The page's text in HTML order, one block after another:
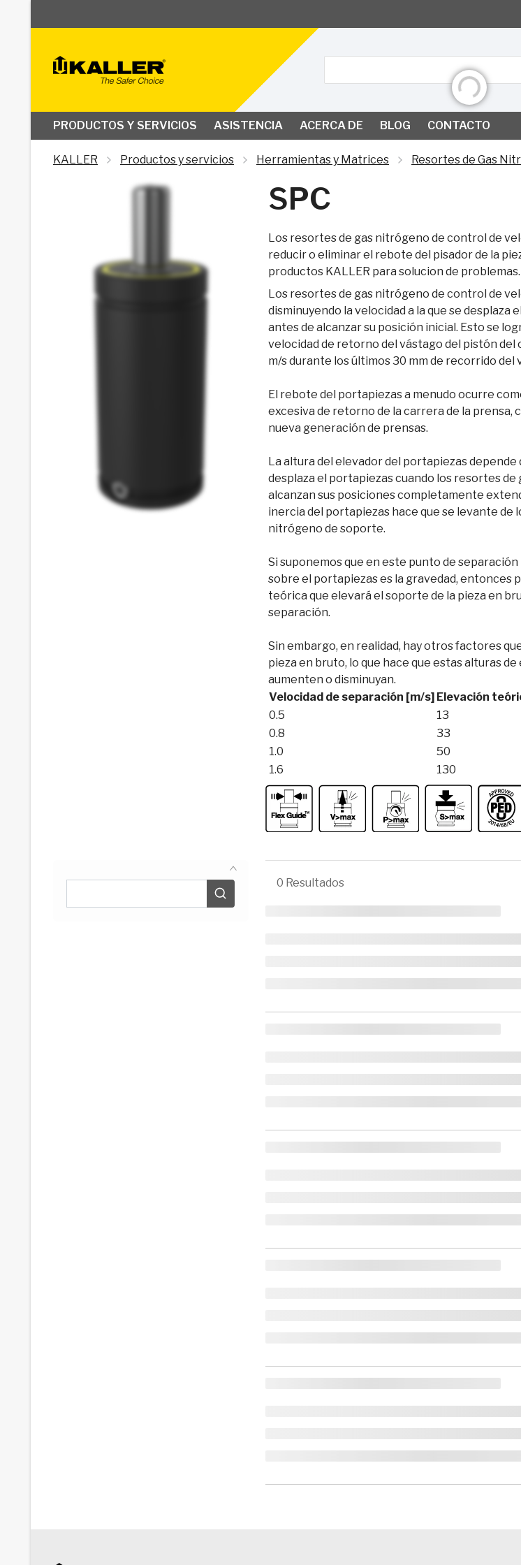
PRODUCTOS Y SERVICIOS ASISTENCIA ACERCA DE BLOG CONTACTO
KALLER Productos y servicios Herramientas y Matrices Resortes de Gas
Iniciando...
SPC
Los resortes de gas nitrógeno de control de
reducir o eliminar el rebote del pisador de la
productos KALLER para solucion de problemas.
Los resortes de gas nitrógeno de control de
disminuyendo la velocidad a la que se desplaza
antes de alcanzar su posición inicial. Esto se
velocidad de retorno del vástago del pistón del
m/s durante los últimos 30 mm de recorrido del
El rebote del portapiezas a menudo ocurre
excesiva de retorno de la carrera de la prensa,
nueva generación de prensas.
La altura del elevador del portapiezas depende
desplaza el portapiezas cuando los resortes
alcanzan sus posiciones completamente
inercia del portapiezas hace que se levante de
nitrógeno de soporte.
Si suponemos que en este punto de separación
sobre el portapiezas es la gravedad, entonces
teórica que elevará el soporte de la pieza en
separación.
Sin embargo, en realidad, hay otros factores
pieza en bruto, lo que hace que estas alturas
aumenten o disminuyan.
Velocidad de separación [m/s] Elevación
0.5
13
0.8
33
1.0
50
1.6
130
0 Resultados